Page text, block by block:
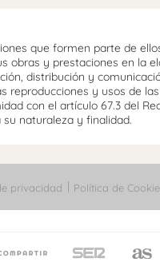
que formen parte de
obras y prestaciones en la
distribución y
reproducciones y usos de
con el artículo 67.3 del
naturaleza y finalidad.
privacidad Política de